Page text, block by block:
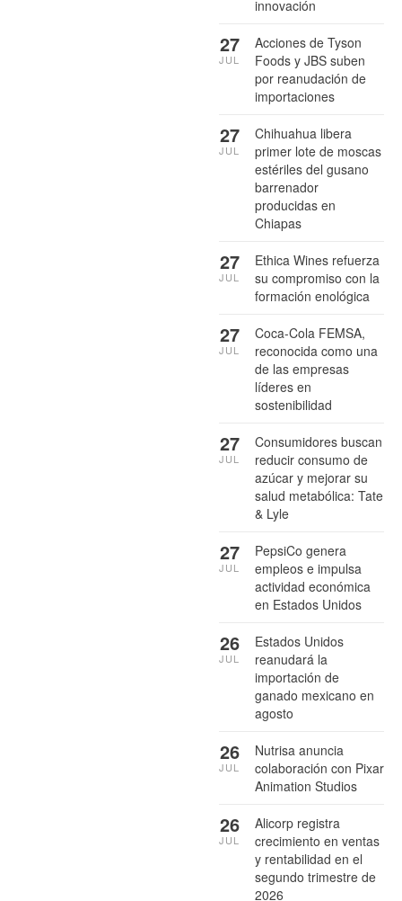
innovación
Acciones de Tyson
Foods y JBS suben
por reanudación de
importaciones
27
JUL
Chihuahua libera
primer lote de moscas
estériles del gusano
barrenador
producidas en
Chiapas
27
JUL
Ethica Wines refuerza
su compromiso con la
formación enológica
27
JUL
Coca-Cola FEMSA,
reconocida como una
de las empresas
líderes en
sostenibilidad
27
JUL
Consumidores buscan
reducir consumo de
azúcar y mejorar su
salud metabólica: Tate
& Lyle
27
JUL
PepsiCo genera
empleos e impulsa
actividad económica
en Estados Unidos
27
JUL
Estados Unidos
reanudará la
importación de
ganado mexicano en
agosto
26
JUL
Nutrisa anuncia
colaboración con Pixar
Animation Studios
26
JUL
Alicorp registra
crecimiento en ventas
y rentabilidad en el
segundo trimestre de
2026
26
JUL